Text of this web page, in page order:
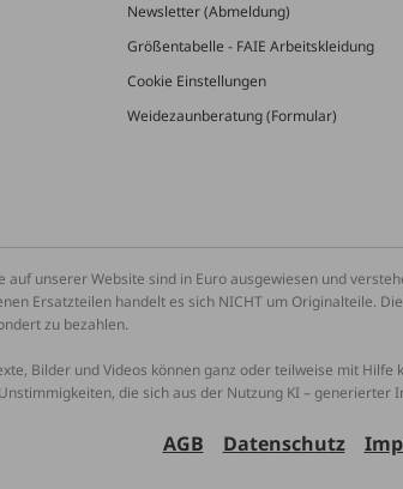
Newsletter (Abmeldung)
Größentabelle - FAIE Arbeitskleidung
Cookie Einstellungen
Weidezaunberatung (Formular)
auf unserer Website sind in Euro ausgewiesen und
Ersatzteilen handelt es sich NICHT um Originalteile.
zu bezahlen.
Bilder und Videos können ganz oder teilweise mit
die sich aus der Nutzung KI –
AGB Datenschutz